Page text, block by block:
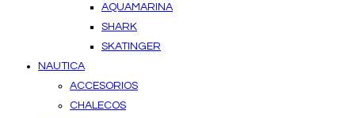
AQUAMARINA
SHARK
SKATINGER
NAUTICA
ACCESORIOS
CHALECOS